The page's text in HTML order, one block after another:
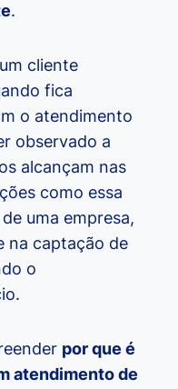
.
cliente
fica
o atendimento
observado a
alcançam nas
como essa
uma empresa,
na captação de
o
por que é
atendimento de